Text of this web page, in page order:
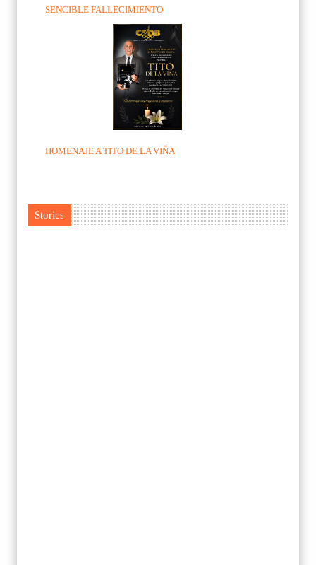
SENCIBLE FALLECIMIENTO
HOMENAJE A TITO DE LA VIÑA
Stories